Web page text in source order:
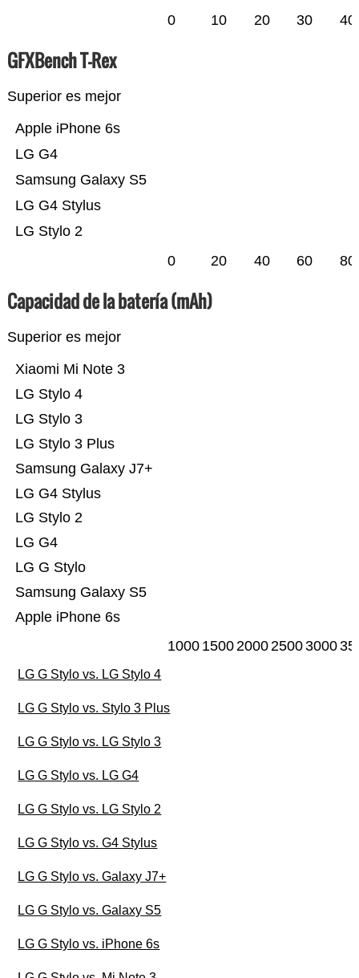
0 10 20 30 40
GFXBench T-Rex
Superior es mejor
LG Stylo 2
LG G4 Stylus
Samsung Galaxy S5
LG G4
Apple iPhone 6s
0 20 40 60 80
Capacidad de la batería (mAh)
Superior es mejor
Apple iPhone 6s
Samsung Galaxy S5
LG G Stylo
LG G4
LG Stylo 2
LG G4 Stylus
Samsung Galaxy J7+
LG Stylo 3 Plus
LG Stylo 3
LG Stylo 4
Xiaomi Mi Note 3
1000 1500200025003000
LG G Stylo vs. LG Stylo 4
LG G Stylo vs. Stylo 3 Plus
LG G Stylo vs. LG Stylo 3
LG G Stylo vs. LG G4
LG G Stylo vs. LG Stylo 2
LG G Stylo vs. G4 Stylus
LG G Stylo vs. Galaxy J7+
LG G Stylo vs. Galaxy S5
LG G Stylo vs. iPhone 6s